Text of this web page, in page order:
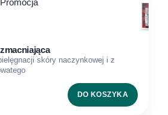
Promocja
skóry naczynkowej i z
DO KOSZYKA